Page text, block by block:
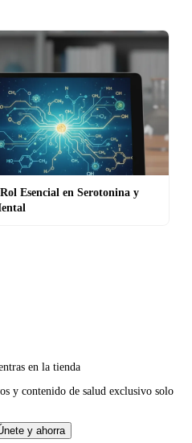
Esencial en Serotonina y
en la tienda
y contenido de salud exclusivo solo
y ahorra